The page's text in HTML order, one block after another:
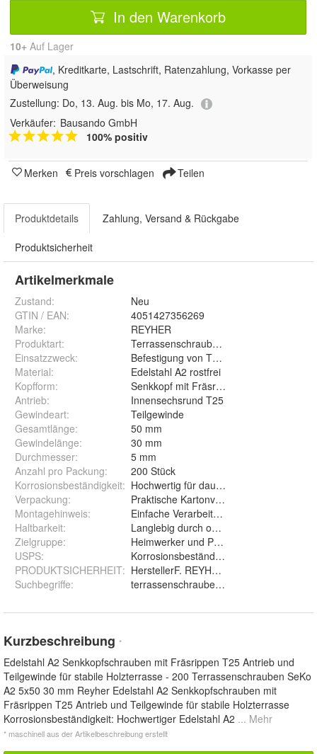
In den Warenkorb
10+ Auf Lager
, Kreditkarte, Lastschrift, Ratenzahlung, Vorkasse per
Überweisung
Zustellung: Do, 13. Aug. bis Mo, 17. Aug.
Verkäufer: Bausando GmbH
100% positiv
Merken Preis vorschlagen Teilen
Produktdetails Zahlung, Versand & Rückgabe
Produktsicherheit
Artikelmerkmale
Zustand:
Neu
GTIN / EAN:
4051427356269
Marke:
REYHER
Produktart:
Terrassenschrauben Edelstahl A2
Einsatzzweck:
Befestigung von Terrassendielen und
Material:
Edelstahl A2 rostfrei
Kopfform:
Senkkopf mit Fräsrippen
Antrieb:
Innensechsrund T25
Gewindeart:
Teilgewinde
Gesamtlänge:
50 mm
Gewindelänge:
30 mm
Durchmesser:
5 mm
Anzahl pro Packung:
200 Stück
Korrosionsbeständigkeit: Hochwertig für dauerhaften Außeneinsatz
Verpackung:
Praktische Kartonverpackung für
Montagehinweis:
Einfache Verarbeitung ohne Vorbohren
Haltbarkeit:
Langlebig durch optimierte
Zielgruppe:
Heimwerker und Profi Handwerker für
USPS:
Korrosionsbeständigkeit: Hochwertiger
PRODUKTSICHERHEIT: HerstellerF. REYHER Nchfg. GmbH &
Suchbegriffe: terrassenschrauben terrassen
Kurzbeschreibung *
Edelstahl A2 Senkkopfschrauben mit Fräsrippen T25 Antrieb und
Teilgewinde für stabile Holzterrasse - 200 Terrassenschrauben SeKo
A2 5x50 30 mm Reyher Edelstahl A2 Senkkopfschrauben mit
Fräsrippen T25 Antrieb und Teilgewinde für stabile Holzterrasse
Korrosionsbeständigkeit: Hochwertiger Edelstahl A2 ... Mehr
* maschinell aus der Artikelbeschreibung erstellt